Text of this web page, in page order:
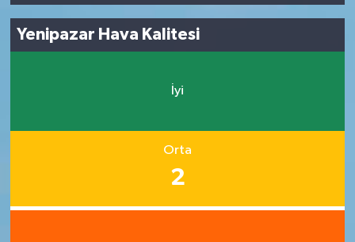
Yenipazar Hava Kalitesi
İyi
Orta
2